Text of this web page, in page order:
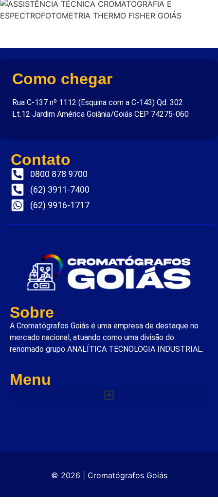
Como chegar
Rua C-137 nº 1112 (Esquina com a C-143) Qd. 302
Lt.12 Jardim América Goiânia/Goiás CEP 74275-060
Contato
0800 878 9700
(62) 3911-7400
(62) 9916-1717
Sobre
A Cromatógrafos Goiás é uma empresa de destaque no
mercado nacional, atuando como uma divisão do
renomado grupo ANALÍTICA TECNOLOGIA INDUSTRIAL.
Menu
© 2026 | Cromatógrafos Goiás